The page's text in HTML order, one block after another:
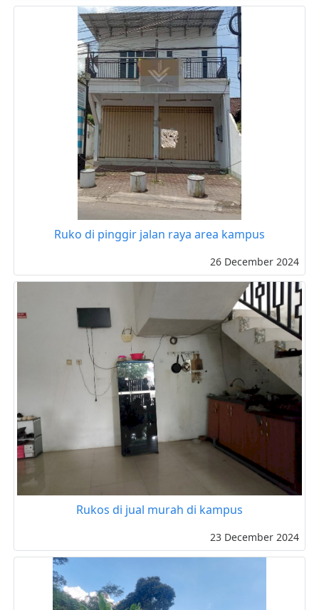
Ruko di pinggir jalan raya area kampus
26 December 2024
Rukos di jual murah di kampus
23 December 2024